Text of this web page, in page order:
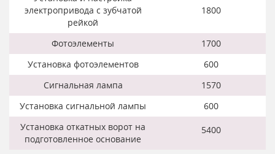
электропривода с зубчатой
рейкой
1800
Фотоэлементы
1700
Установка фотоэлементов
600
Сигнальная лампа
1570
Установка сигнальной лампы
600
Установка откатных ворот на
подготовленное основание
5400